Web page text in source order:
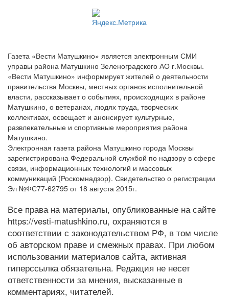
Газета «Вести Матушкино» является электронным СМИ
управы района Матушкино Зеленоградского АО г.Москвы.
«Вести Матушкино» информирует жителей о деятельности
правительства Москвы, местных органов исполнительной
власти, рассказывает о событиях, происходящих в районе
Матушкино, о ветеранах, людях труда, творческих
коллективах, освещает и анонсирует культурные,
развлекательные и спортивные мероприятия района
Матушкино.
Электронная газета района Матушкино города Москвы
зарегистрирована Федеральной службой по надзору в сфере
связи, информационных технологий и массовых
коммуникаций (Роскомнадзор). Свидетельство о регистрации
Эл №ФС77-62795 от 18 августа 2015г.
Все права на материалы, опубликованные на сайте
https://vesti-matushkino.ru, охраняются в
соответствии с законодательством РФ, в том числе
об авторском праве и смежных правах. При любом
использовании материалов сайта, активная
гиперссылка обязательна. Редакция не несет
ответственности за мнения, высказанные в
комментариях, читателей.